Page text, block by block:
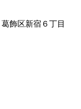
葛飾区新宿６丁目